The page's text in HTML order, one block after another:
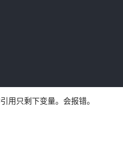
用只剩下变量。会报错。